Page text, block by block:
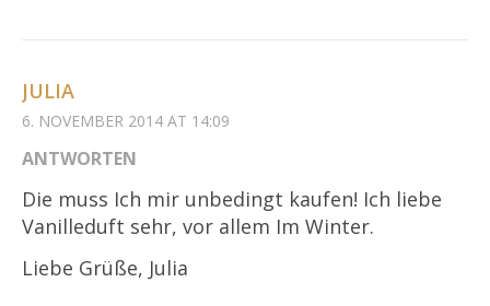
JULIA
6. NOVEMBER 2014 AT 14:09
ANTWORTEN
Die muss Ich mir unbedingt kaufen! Ich liebe
Vanilleduft sehr, vor allem Im Winter.
Liebe Grüße, Julia